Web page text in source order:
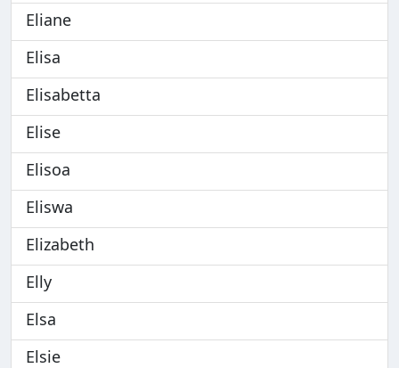
Eliane
Elisa
Elisabetta
Elise
Elisoa
Eliswa
Elizabeth
Elly
Elsa
Elsie